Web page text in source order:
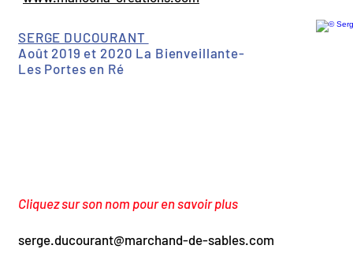
SERGE DUCOURANT
Août 2019 et 2020 La Bienveillante-
Les Portes en Ré
Cliquez sur son nom pour en savoir plus
serge.ducourant@marchand-de-sables.com